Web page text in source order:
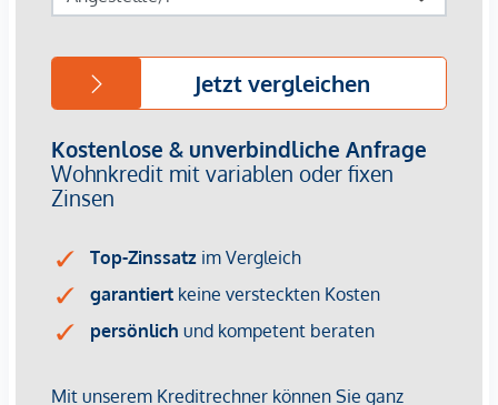
Infrastruktur / Entfernungen
Gesundheit
Arzt <250m
Apotheke <250m
Klinik <250m
Schule <250m
Kindergarten <250m
Höhere Schule <500m